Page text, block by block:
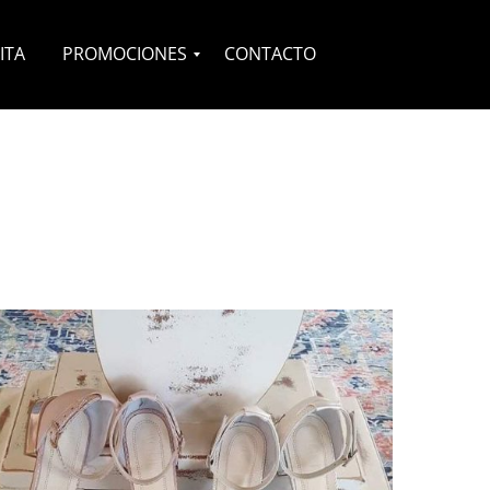
PROMOCIONES CONTACTO